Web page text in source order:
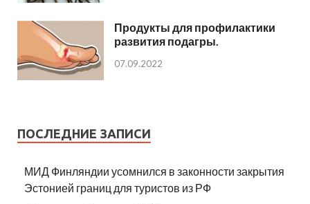
Продукты для профилактики
развития подагры.
07.09.2022
ПОСЛЕДНИЕ ЗАПИСИ
МИД Финляндии усомнился в законности закрытия
Эстонией границ для туристов из РФ